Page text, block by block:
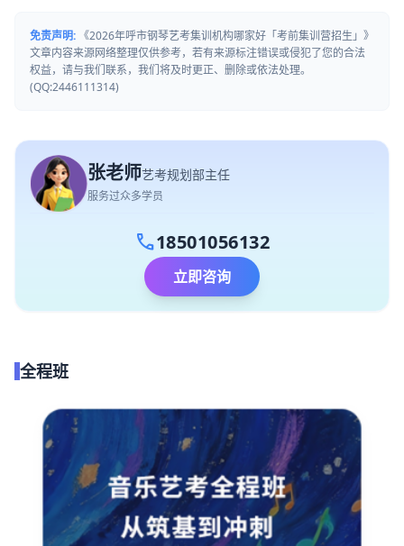
免责声明: 《2026年呼市钢琴艺考集训机构哪家好「考前集训营招生」》
文章内容来源网络整理仅供参考，若有来源标注错误或侵犯了您的合法
权益，请与我们联系，我们将及时更正、删除或依法处理。
(QQ:2446111314)
张老师艺考规划部主任
服务过众多学员
call18501056132
立即咨询
全程班